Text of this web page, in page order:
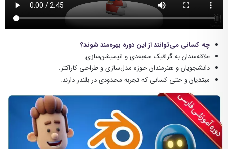
چه کسانی می‌توانند از این دوره بهره‌مند شوند؟
علاقه‌مندان به گرافیک سه‌بعدی و انیمیشن‌سازی.
دانشجویان و هنرمندان حوزه مدل‌سازی و طراحی کاراکتر.
مبتدیان و حتی کسانی که تجربه محدودی در بلندر دارند.